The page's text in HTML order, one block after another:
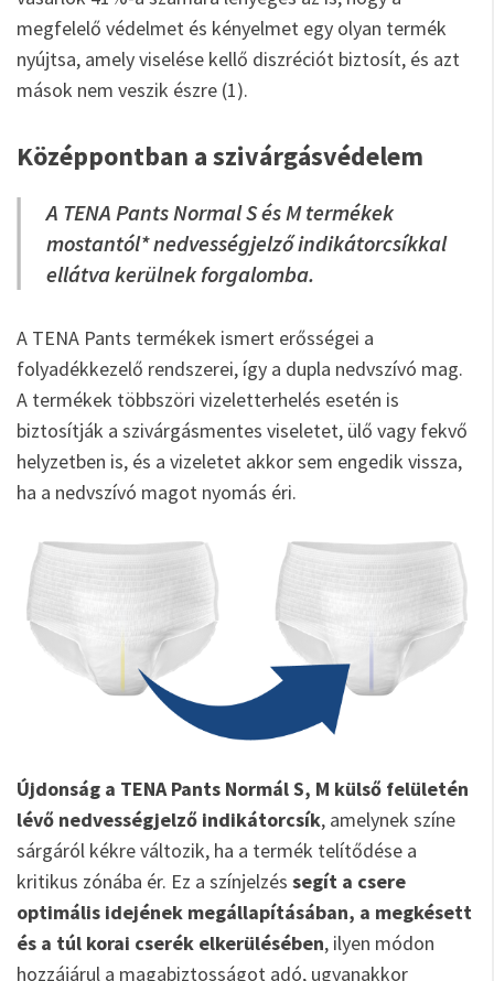
megfelelő védelmet és kényelmet egy olyan termék
nyújtsa, amely viselése kellő diszréciót biztosít, és azt
mások nem veszik észre (1).
Középpontban a szivárgásvédelem
A TENA Pants Normal S és M termékek
mostantól* nedvességjelző indikátorcsíkkal
ellátva kerülnek forgalomba.
A TENA Pants termékek ismert erősségei a
folyadékkezelő rendszerei, így a dupla nedvszívó mag.
A termékek többszöri vizeletterhelés esetén is
biztosítják a szivárgásmentes viseletet, ülő vagy fekvő
helyzetben is, és a vizeletet akkor sem engedik vissza,
ha a nedvszívó magot nyomás éri.
Újdonság a TENA Pants Normál S, M külső felületén
lévő nedvességjelző indikátorcsík, amelynek színe
sárgáról kékre változik, ha a termék telítődése a
kritikus zónába ér. Ez a színjelzés segít a csere
optimális idejének megállapításában, a megkésett
és a túl korai cserék elkerülésében, ilyen módon
hozzájárul a magabiztosságot adó, ugyanakkor